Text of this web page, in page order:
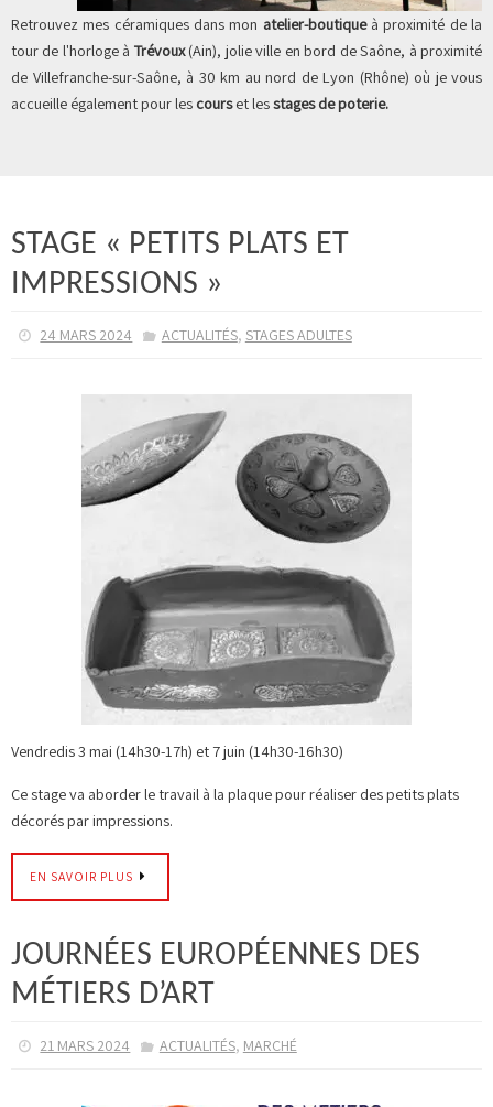
Retrouvez mes céramiques dans mon atelier-boutiqueà proximité de la
tour de l'horloge à Trévoux(Ain), jolie ville en bord de Saône, à proximité
de Villefranche-sur-Saône, à 30 km au nord de Lyon (Rhône) où je vous
accueille également pour les courset lesstages de poterie.
STAGE « PETITS PLATS ET
IMPRESSIONS »
24 MARS 2024 ACTUALITÉS, STAGES ADULTES
Vendredis 3 mai (14h30-17h) et 7 juin (14h30-16h30)
Ce stage va aborder le travail à la plaque pour réaliser des petits plats
décorés par impressions.
EN SAVOIR PLUS
JOURNÉES EUROPÉENNES DES
MÉTIERS D’ART
21 MARS 2024 ACTUALITÉS, MARCHÉ